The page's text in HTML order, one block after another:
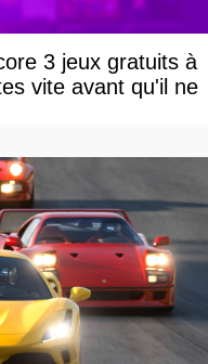
3 jeux gratuits à
vite avant qu'il ne